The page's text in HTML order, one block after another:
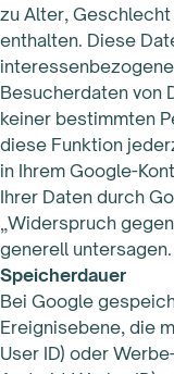
zu Alter,
enthalten. Diese
Besucherdaten von
keiner bestimmten
diese Funktion
in Ihrem Google-
Ihrer Daten durch
„Widerspruch
generell untersagen.
Speicherdauer
Bei Google
Ereignisebene, die
User ID) oder